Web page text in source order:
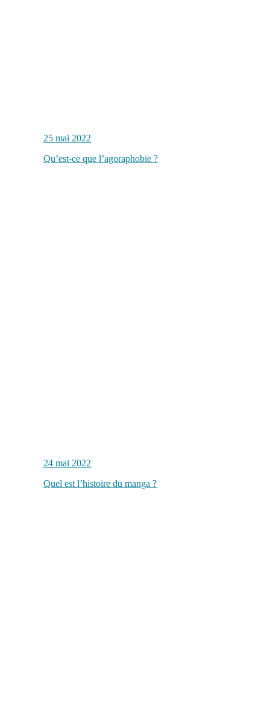
25 mai 2022
Qu’est-ce que l’agoraphobie ?
24 mai 2022
Quel est l’histoire du manga ?